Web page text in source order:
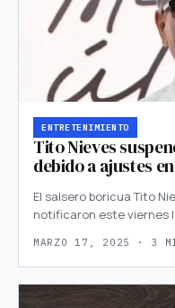
ENTRETENIMIENTO
Tito Nieves
debido a ajustes
El salsero boricua Tito
notificaron este viernes
MARZO 17, 2025 · 3